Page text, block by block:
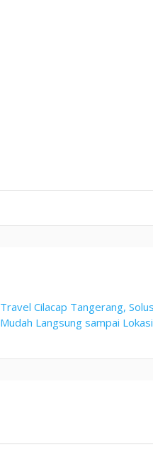
Travel Cilacap Tangerang,
Mudah Langsung sampai Lokasi